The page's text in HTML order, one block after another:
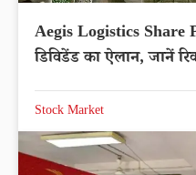
Aegis Logistics Share
डिविडेंड का ऐलान, जानें
Stock Market